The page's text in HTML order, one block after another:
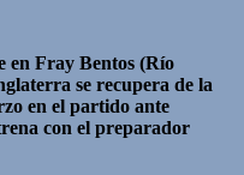
en Fray Bentos (Río
se recupera de la
en el partido ante
con el preparador